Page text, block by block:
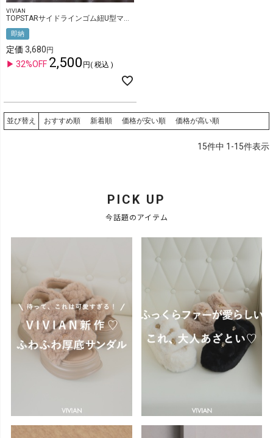
VIVIAN
即納
定価 3,680
32%OFF 2,500 税込
並び替え おすすめ順 新着順 価格が安い順 価格が高い順
15件中 1 -15件表示
PICK UP
今話題のアイテム